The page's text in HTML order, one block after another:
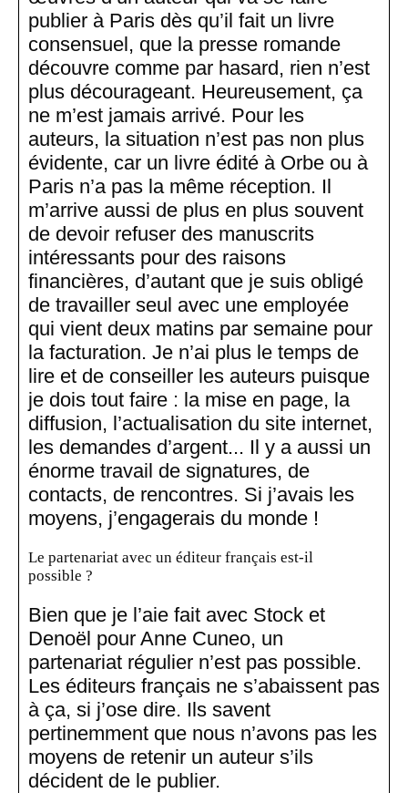
publier à Paris dès qu’il fait un livre
consensuel, que la presse romande
découvre comme par hasard, rien n’est
plus décourageant. Heureusement, ça
ne m’est jamais arrivé. Pour les
auteurs, la situation n’est pas non plus
évidente, car un livre édité à Orbe ou à
Paris n’a pas la même réception. Il
m’arrive aussi de plus en plus souvent
de devoir refuser des manuscrits
intéressants pour des raisons
financières, d’autant que je suis obligé
de travailler seul avec une employée
qui vient deux matins par semaine pour
la facturation. Je n’ai plus le temps de
lire et de conseiller les auteurs puisque
je dois tout faire : la mise en page, la
diffusion, l’actualisation du site internet,
les demandes d’argent... Il y a aussi un
énorme travail de signatures, de
contacts, de rencontres. Si j’avais les
moyens, j’engagerais du monde !
Le partenariat avec un éditeur français est-il
possible ?
Bien que je l’aie fait avec Stock et
Denoël pour Anne Cuneo, un
partenariat régulier n’est pas possible.
Les éditeurs français ne s’abaissent pas
à ça, si j’ose dire. Ils savent
pertinemment que nous n’avons pas les
moyens de retenir un auteur s’ils
décident de le publier.